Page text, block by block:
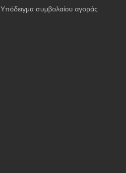
Υπόδειγμα συμβολαίου αγοράς